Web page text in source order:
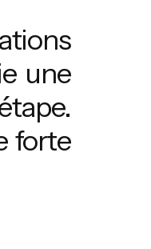
une
forte